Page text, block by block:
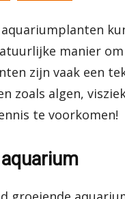
manier
zijn vaak een
zoals algen,
te voorkomen!